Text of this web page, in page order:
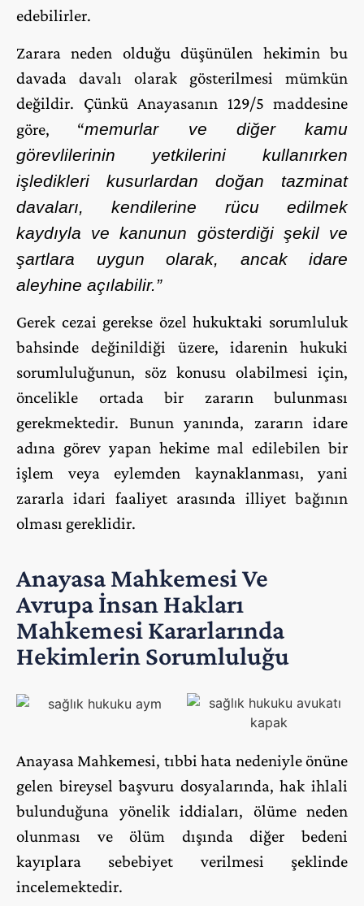
edebilirler.
Zarara neden olduğu düşünülen hekimin bu
davada davalı olarak gösterilmesi mümkün
değildir. Çünkü Anayasanın 129/5 maddesine
göre, “memurlar ve diğer kamu
görevlilerinin yetkilerini kullanırken
işledikleri kusurlardan doğan tazminat
davaları, kendilerine rücu edilmek
kaydıyla ve kanunun gösterdiği şekil ve
şartlara uygun olarak, ancak idare
aleyhine açılabilir.”
Gerek cezai gerekse özel hukuktaki sorumluluk
bahsinde değinildiği üzere, idarenin hukuki
sorumluluğunun, söz konusu olabilmesi için,
öncelikle ortada bir zararın bulunması
gerekmektedir. Bunun yanında, zararın idare
adına görev yapan hekime mal edilebilen bir
işlem veya eylemden kaynaklanması, yani
zararla idari faaliyet arasında illiyet bağının
olması gereklidir.
Anayasa Mahkemesi Ve
Avrupa İnsan Hakları
Mahkemesi Kararlarında
Hekimlerin Sorumluluğu
Anayasa Mahkemesi, tıbbi hata nedeniyle önüne
gelen bireysel başvuru dosyalarında, hak ihlali
bulunduğuna yönelik iddiaları, ölüme neden
olunması ve ölüm dışında diğer bedeni
kayıplara sebebiyet verilmesi şeklinde
incelemektedir.